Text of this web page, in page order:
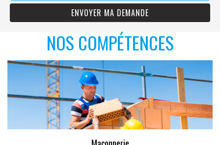
NOS COMPÉTENCES